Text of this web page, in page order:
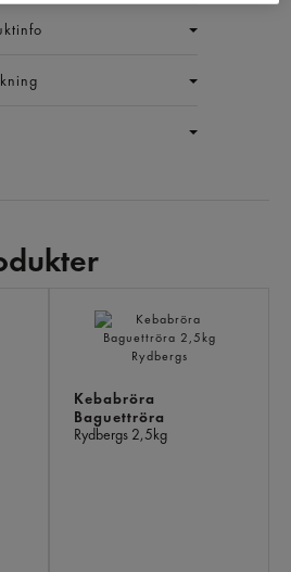
Kebabröra
Baguettröra
Rydbergs 2,5kg